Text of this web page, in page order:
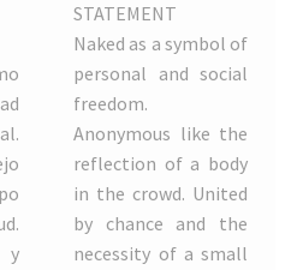
y
STATEMENT
Naked as a symbol of
personal and social
freedom.
Anonymous like the
reflection of a body
in the crowd. United
by chance and the
necessity of a small